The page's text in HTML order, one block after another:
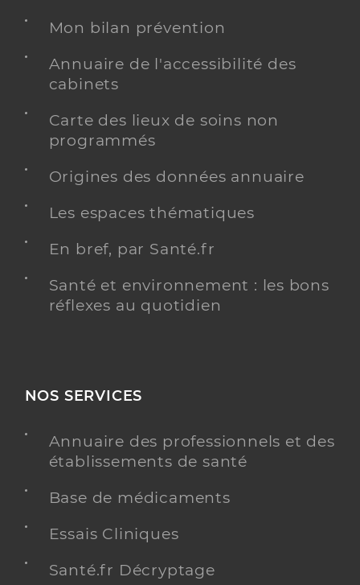
Mon bilan prévention
Annuaire de l'accessibilité des
cabinets
Carte des lieux de soins non
programmés
Origines des données annuaire
Les espaces thématiques
En bref, par Santé.fr
Santé et environnement : les bons
réflexes au quotidien
NOS SERVICES
Annuaire des professionnels et des
établissements de santé
Base de médicaments
Essais Cliniques
Santé.fr Décryptage